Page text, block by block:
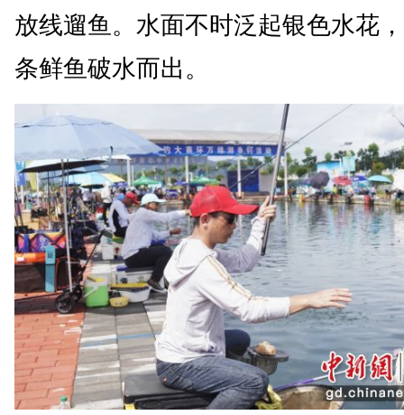
放线遛鱼。水面不时泛起银色水花
条鲜鱼破水而出。